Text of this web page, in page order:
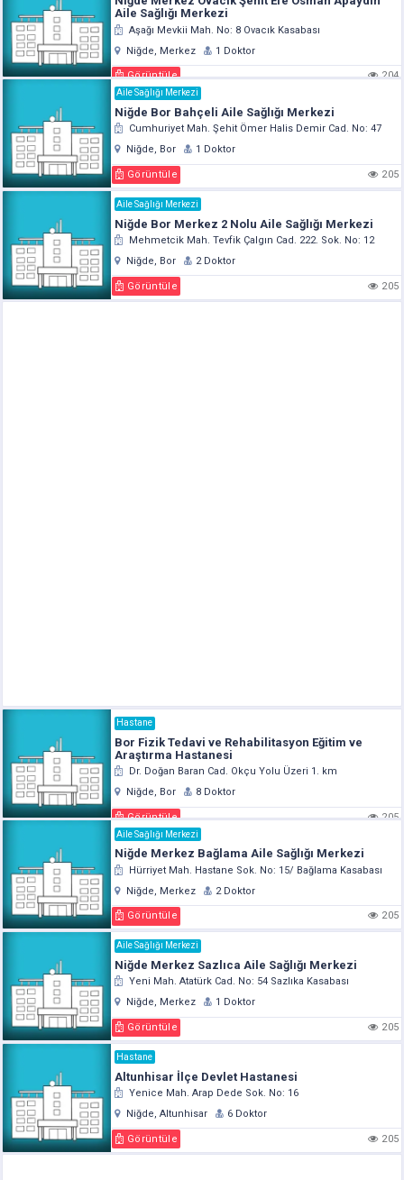
Aile Sağlığı Merkezi
Aşağı Mevkii Mah. No: 8 Ovacık Kasabası
Niğde, Merkez
1 Doktor
Görüntüle 204
Aile Sağlığı Merkezi
Niğde Bor Bahçeli Aile Sağlığı Merkezi
Cumhuriyet Mah. Şehit Ömer Halis Demir Cad. No: 47
Niğde, Bor
1 Doktor
Görüntüle 205
Aile Sağlığı Merkezi
Niğde Bor Merkez 2 Nolu Aile Sağlığı Merkezi
Mehmetcik Mah. Tevfik Çalgın Cad. 222. Sok. No: 12
Niğde, Bor
2 Doktor
Görüntüle 205
Hastane
Bor Fizik Tedavi ve Rehabilitasyon Eğitim ve
Araştırma Hastanesi
Dr. Doğan Baran Cad. Okçu Yolu Üzeri 1. km
Niğde, Bor
8 Doktor
Görüntüle 205
Aile Sağlığı Merkezi
Niğde Merkez Bağlama Aile Sağlığı Merkezi
Hürriyet Mah. Hastane Sok. No: 15/ Bağlama Kasabası
Niğde, Merkez
2 Doktor
Görüntüle 205
Aile Sağlığı Merkezi
Niğde Merkez Sazlıca Aile Sağlığı Merkezi
Yeni Mah. Atatürk Cad. No: 54 Sazlıka Kasabası
Niğde, Merkez
1 Doktor
Görüntüle 205
Hastane
Altunhisar İlçe Devlet Hastanesi
Yenice Mah. Arap Dede Sok. No: 16
Niğde, Altunhisar
6 Doktor
Görüntüle 205